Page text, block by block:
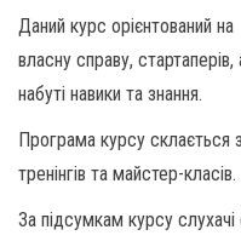
Даний курс орієнтований
власну справу,
набуті навики та знання.
Програма курсу склається
тренінгів та майстер-класів.
За підсумкам курсу